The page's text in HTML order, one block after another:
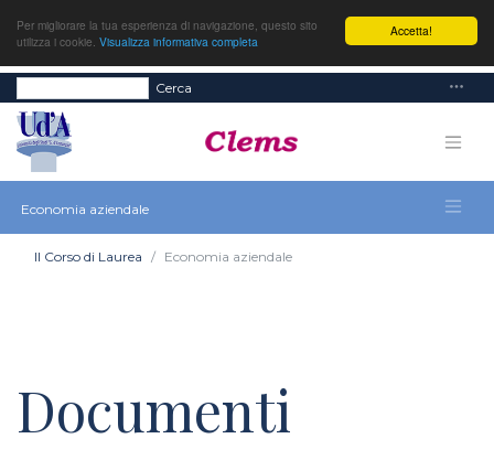
Accetta!
Per migliorare la tua esperienza di navigazione, questo sito
utilizza i cookie. Visualizza informativa completa
Cerca
Economia aziendale
Il Corso di Laurea Economia aziendale
Documenti